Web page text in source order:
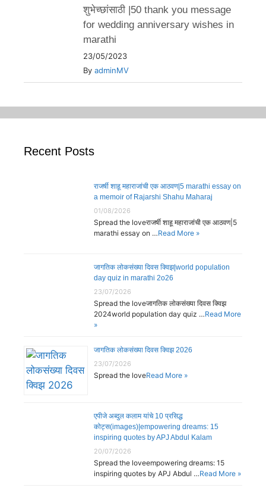
शुभेच्छांसाठी |50 thank you message
for wedding anniversary wishes in
marathi
23/05/2023
By adminMV
Recent Posts
राजर्षी शाहू महाराजांची एक आठवण|5 marathi essay on
a memoir of Rajarshi Shahu Maharaj
01/08/2026
Spread the loveराजर्षी शाहू महाराजांची एक आठवण|5
marathi essay on …Read More »
जागतिक लोकसंख्या दिवस क्विझ|world population
day quiz in marathi 2o26
23/07/2026
Spread the loveजागतिक लोकसंख्या दिवस क्विझ
2024world population day quiz …Read More
»
जागतिक लोकसंख्या दिवस क्विझ 2026
23/07/2026
Spread the loveRead More »
एपीजे अब्दुल कलाम यांचे 10 प्रसिद्ध
कोट्स(images)|empowering dreams: 15
inspiring quotes by APJ Abdul Kalam
20/07/2026
Spread the loveempowering dreams: 15
inspiring quotes by APJ Abdul …Read More »